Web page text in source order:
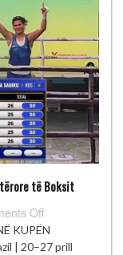
të Boksit
Offon
Fitore
bindëse
KUPËN
| 20–27 prill